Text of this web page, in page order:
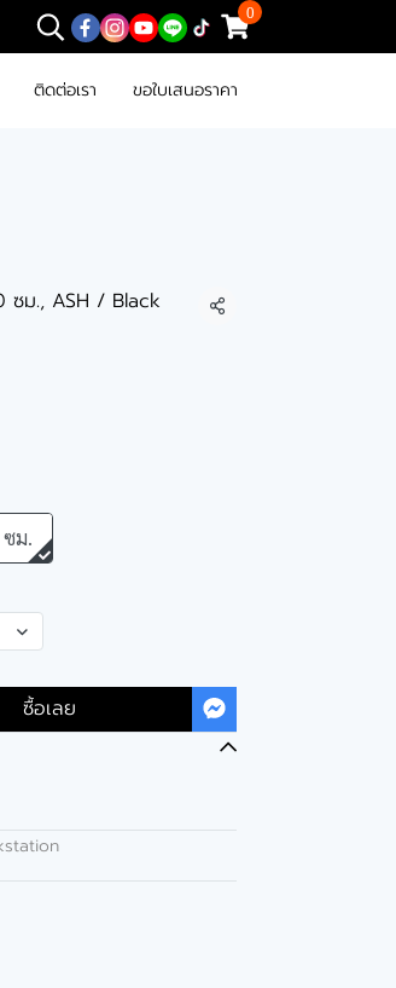
0
ติดต่อเรา ขอใบเสนอราคา
ซม., ASH / Black
แชร์
ม.
ซื้อเลย